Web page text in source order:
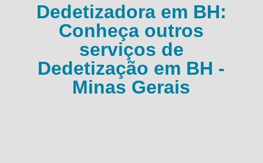
Dedetizadora em BH:
Conheça outros
serviços de
Dedetização em BH -
Minas Gerais